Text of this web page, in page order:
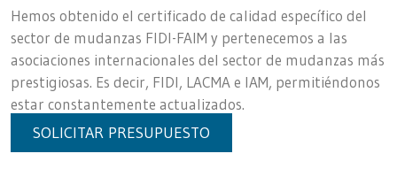
Hemos obtenido el certificado de calidad específico del
sector de mudanzas FIDI-FAIM y pertenecemos a las
asociaciones internacionales del sector de mudanzas más
prestigiosas. Es decir, FIDI, LACMA e IAM, permitiéndonos
estar constantemente actualizados.
SOLICITAR PRESUPUESTO